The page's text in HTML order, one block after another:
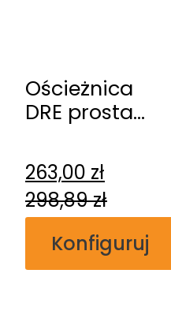
Ościeżnica
DRE prosta
263,00 zł
298,89zł
Konfiguruj